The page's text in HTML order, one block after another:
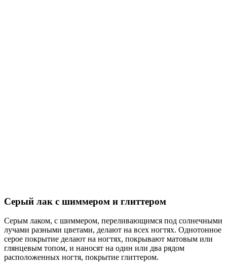
Серый лак с шиммером и глиттером
Серым лаком, с шиммером, переливающимся под солнечными
лучами разными цветами, делают на всех ногтях. Однотонное
серое покрытие делают на ногтях, покрывают матовым или
глянцевым топом, и наносят на один или два рядом
расположенных ногтя, покрытие глиттером.